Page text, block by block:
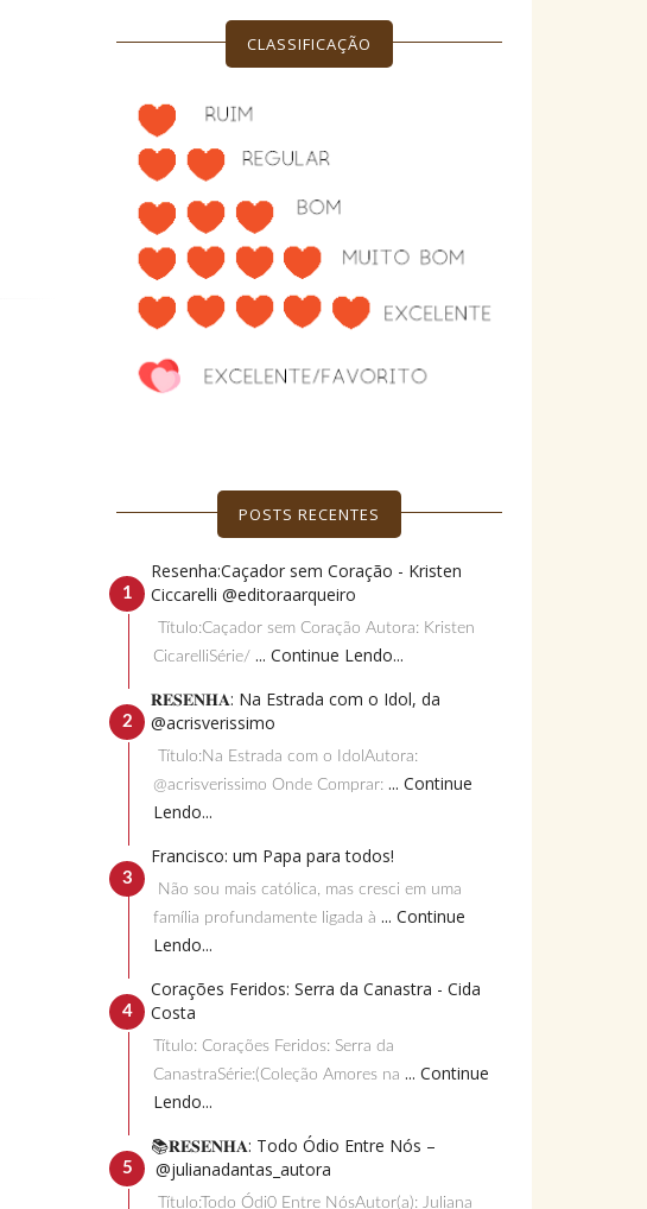
CLASSIFICAÇÃO
POSTS RECENTES
Resenha:Caçador sem Coração - Kristen
Ciccarelli @editoraarqueiro
Título:Caçador sem Coração Autora: Kristen
CicarelliSérie/ ... Continue Lendo...
𝐑𝐄𝐒𝐄𝐍𝐇𝐀: Na Estrada com o Idol, da
@acrisverissimo
Título:Na Estrada com o IdolAutora:
@acrisverissimo Onde Comprar: ... Continue
Lendo...
Francisco: um Papa para todos!
Não sou mais católica, mas cresci em uma
família profundamente ligada à ... Continue
Lendo...
Corações Feridos: Serra da Canastra - Cida
Costa
Título: Corações Feridos: Serra da
CanastraSérie:(Coleção Amores na ... Continue
Lendo...
📚𝐑𝐄𝐒𝐄𝐍𝐇𝐀: Todo Ódio Entre Nós –
@julianadantas_autora
Título:Todo Ódi0 Entre NósAutor(a): Juliana